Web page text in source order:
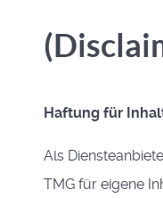
Haftung für
Als
TMG für eigene